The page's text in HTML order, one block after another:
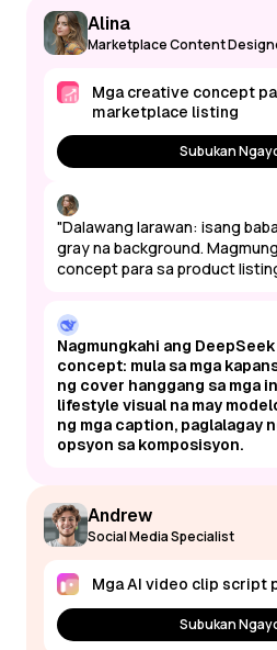
Alina
Marketplace Content
Mga creative concept
marketplace listing
Subukan
"Dalawang larawan: isang
gray na background.
concept para sa product
Nagmungkahi ang
concept: mula sa mga
ng cover hanggang sa mga
lifestyle visual na may
ng mga caption, paglalagay
opsyon sa komposisyon.
Andrew
Social Media Specialist
Mga AI video clip script
Subukan